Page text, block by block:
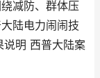
减防、群体压
陆电力闹闹技
说明 西普大陆案